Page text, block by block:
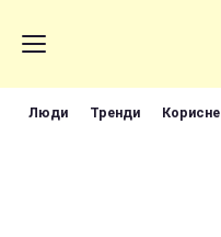
Люди Тренди Корисне